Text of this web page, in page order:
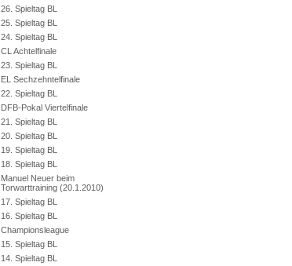
26. Spieltag BL
25. Spieltag BL
24. Spieltag BL
CL Achtelfinale
23. Spieltag BL
EL Sechzehntelfinale
22. Spieltag BL
DFB-Pokal Viertelfinale
21. Spieltag BL
20. Spieltag BL
19. Spieltag BL
18. Spieltag BL
Manuel Neuer beim
Torwarttraining (20.1.2010)
17. Spieltag BL
16. Spieltag BL
Championsleague
15. Spieltag BL
14. Spieltag BL